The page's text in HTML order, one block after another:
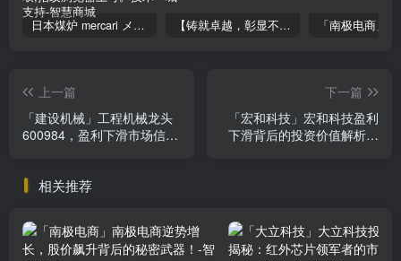
日本煤炉 mercari メルカリ cookie提取技术 安卓 苹果 雷电模拟器都可提取,指纹浏览器上号。技术支持 【铸就卓越，彰显不凡】顶级财富管理机构专属官网设计与咨询
上一篇
「建设机械」工程机械龙头
600984，盈利下滑市场信心
下一篇
「宏和科技」宏和科技盈利
下滑背后的投资价值解析，
相关推荐